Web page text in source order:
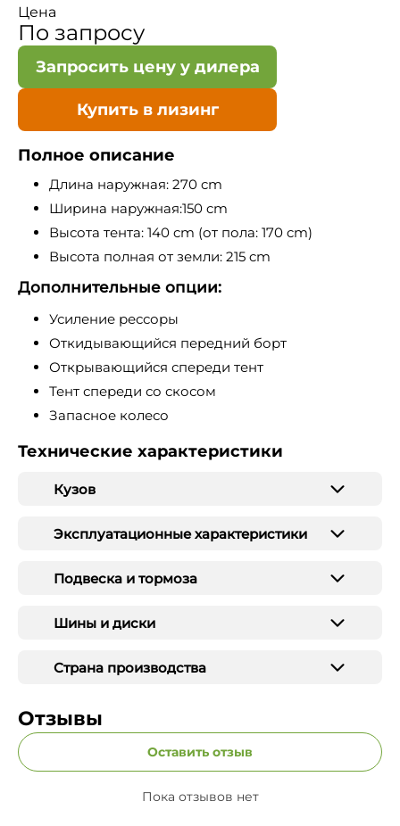
Цена
По запросу
Запросить цену у дилера
Купить в лизинг
Полное описание
Длина наружная: 270 cm
Ширина наружная:150 cm
Высота тента: 140 cm (от пола: 170 cm)
Высота полная от земли: 215 cm
Дополнительные опции:
Усиление рессоры
Откидывающийся передний борт
Открывающийся спереди тент
Тент спереди со скосом
Запасное колесо
Технические характеристики
Кузов
Эксплуатационные характеристики
Подвеска и тормоза
Шины и диски
Страна производства
Отзывы
Оставить отзыв
Пока отзывов нет